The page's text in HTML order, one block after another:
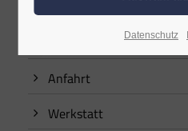
Anfahrt
Werkstatt
Datenschutz